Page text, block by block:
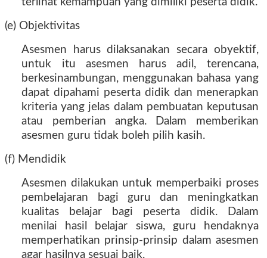
(e) Objektivitas
Asesmen harus dilaksanakan secara obyektif,
untuk itu asesmen harus adil, terencana,
berkesinambungan, menggunakan bahasa yang
dapat dipahami peserta didik dan menerapkan
kriteria yang jelas dalam pembuatan keputusan
atau pemberian angka. Dalam memberikan
asesmen guru tidak boleh pilih kasih.
(f) Mendidik
Asesmen dilakukan untuk memperbaiki proses
pembelajaran bagi guru dan meningkatkan
kualitas belajar bagi peserta didik. Dalam
menilai hasil belajar siswa, guru hendaknya
memperhatikan prinsip-prinsip dalam asesmen
agar hasilnya sesuai baik.